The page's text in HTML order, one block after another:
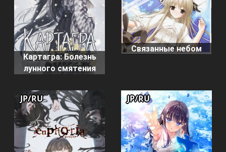
Картагра: Болезнь
лунного смятения
Связанные небом
JP/RU JP/RU